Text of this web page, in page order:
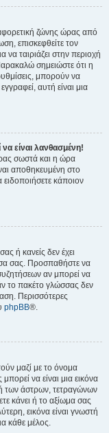
ζώνης ώρας από
επισκεφθείτε τον
ταιριάζει στην περιοχή
σημειώστε ότι η
μπορούν να
αυτή είναι μια
είναι λανθασμένη!
σωστά και η ώρα
αποθηκευμένη στο
κάποιον
ή κανείς δεν έχει
σας. Προσπαθήστε να
αν μπορεί να
το πακέτο γλώσσας δεν
Περισσότερες
phpBB®.
μαζί με το όνομα
να είναι μια εικόνα
των άστρων, τετραγώνων
κάνει ή το αξίωμα σας
εικόνα είναι γνωστή
κάθε μέλος.